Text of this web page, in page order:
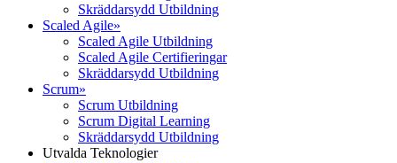
Skräddarsydd Utbildning
Scaled Agile»
Scaled Agile Utbildning
Scaled Agile Certifieringar
Skräddarsydd Utbildning
Scrum»
Scrum Utbildning
Scrum Digital Learning
Skräddarsydd Utbildning
Utvalda Teknologier